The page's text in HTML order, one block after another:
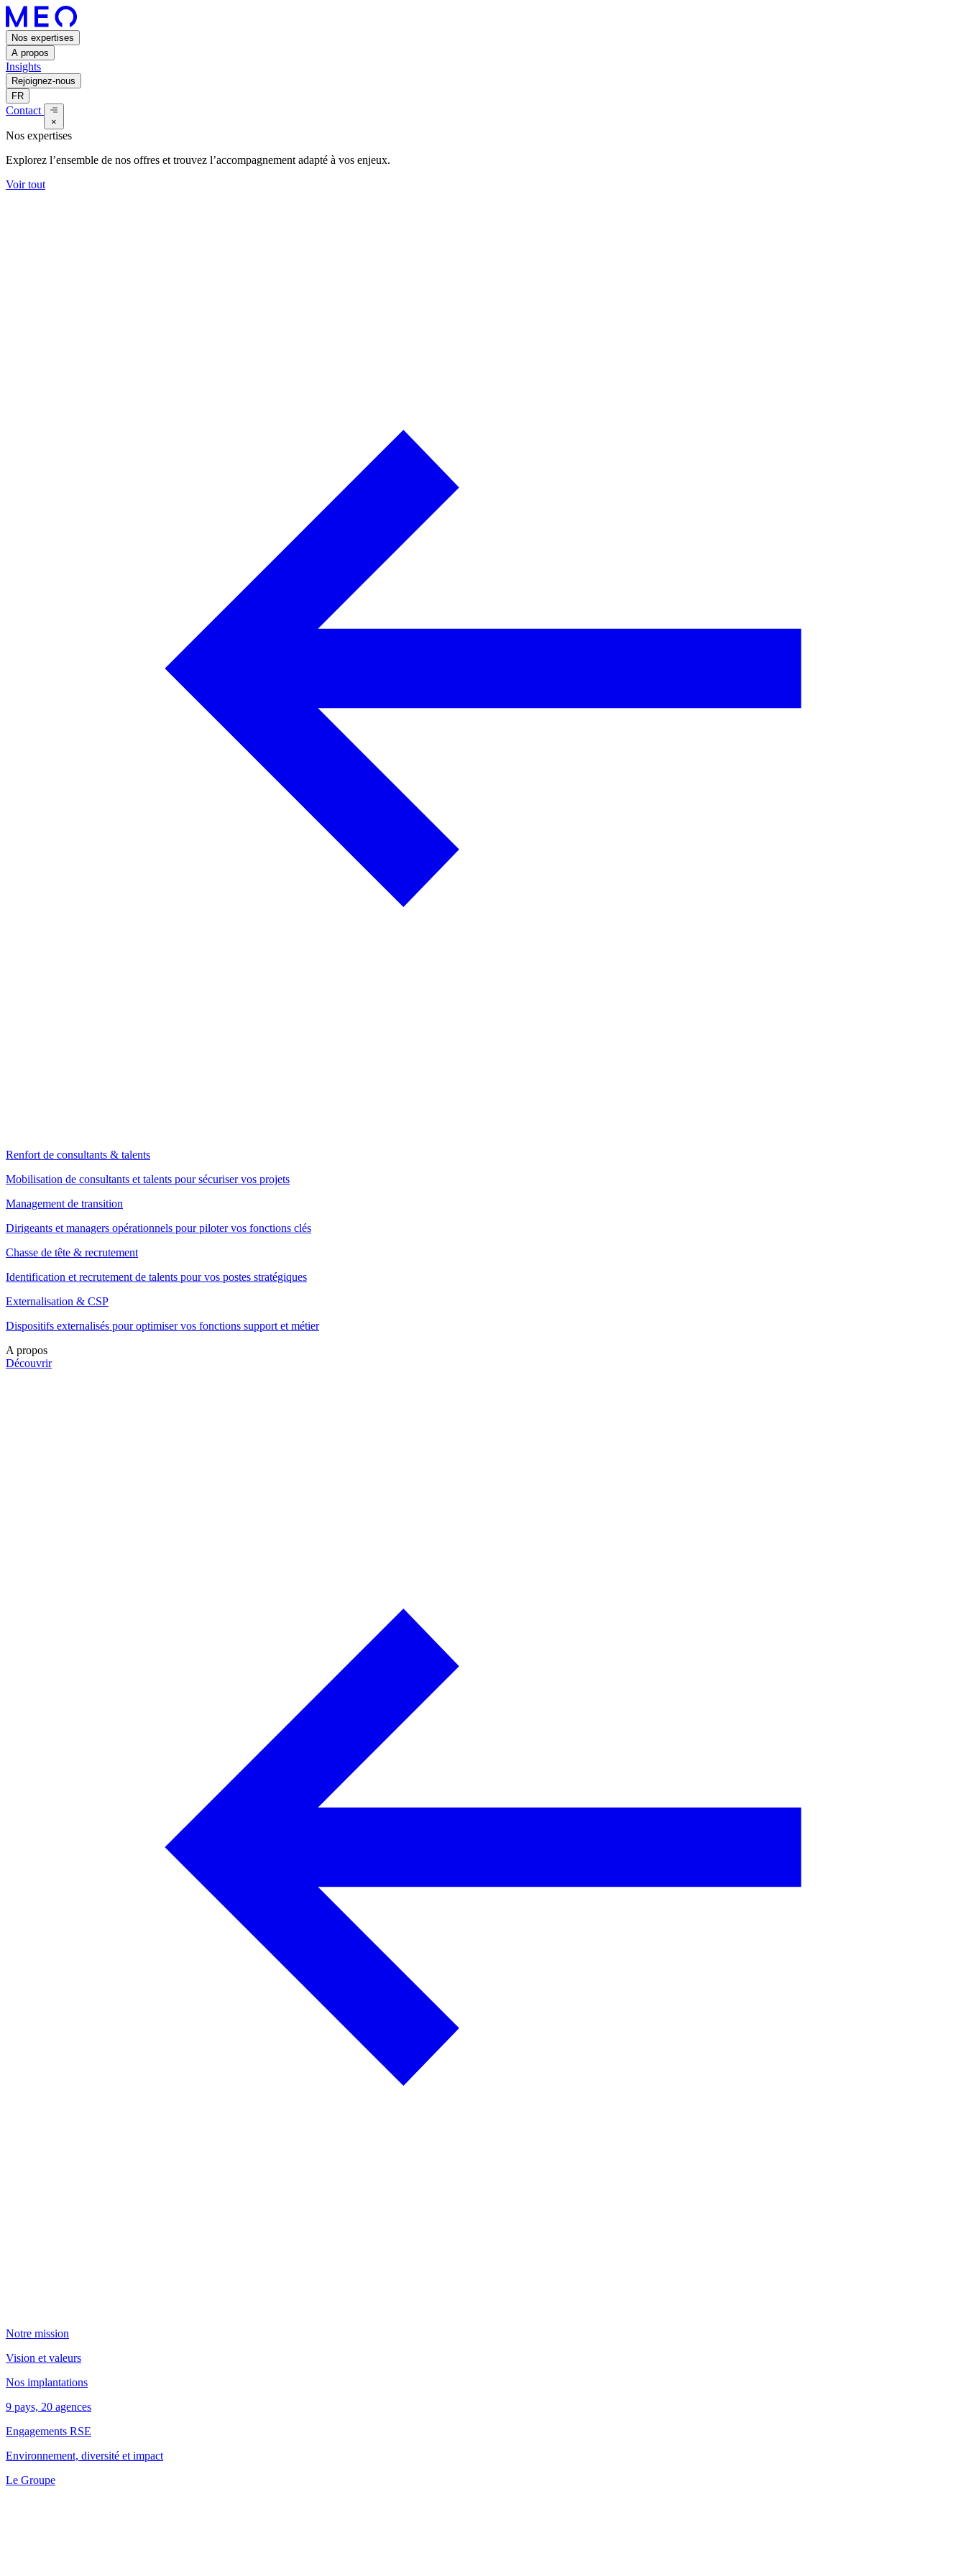
Nos expertises
A propos
Insights
Rejoignez-nous
FR
Contact
×
Nos expertises
Explorez l’ensemble de nos offres et trouvez l’accompagnement adapté à vos enjeux.
Voir tout
Renfort de consultants & talents
Mobilisation de consultants et talents pour sécuriser vos projets
Management de transition
Dirigeants et managers opérationnels pour piloter vos fonctions clés
Chasse de tête & recrutement
Identification et recrutement de talents pour vos postes stratégiques
Externalisation & CSP
Dispositifs externalisés pour optimiser vos fonctions support et métier
A propos
Découvrir
Notre mission
Vision et valeurs
Nos implantations
9 pays, 20 agences
Engagements RSE
Environnement, diversité et impact
Le Groupe